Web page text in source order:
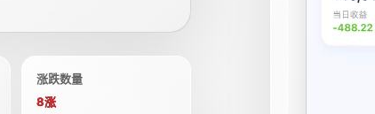
涨跌数量
8涨